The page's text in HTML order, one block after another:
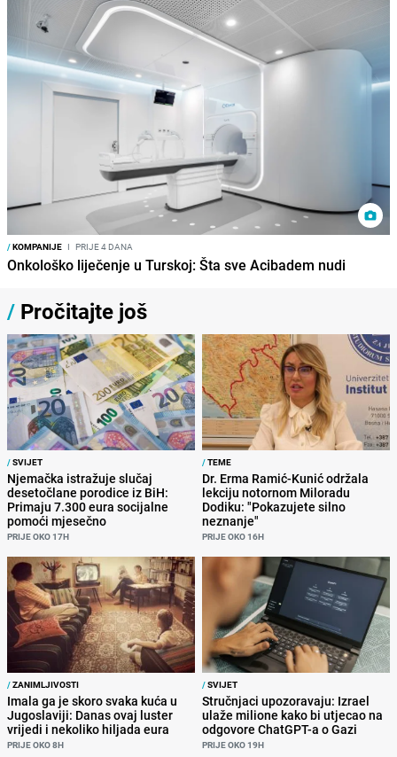
/KOMPANIJE I PRIJE 4 DANA
Onkološko liječenje u Turskoj: Šta sve Acibadem nudi
/ Pročitajte još
/SVIJET
Njemačka istražuje slučaj
desetočlane porodice iz BiH:
Primaju 7.300 eura socijalne
pomoći mjesečno
PRIJE OKO 17H
/TEME
Dr. Erma Ramić-Kunić održala
lekciju notornom Miloradu
Dodiku: "Pokazujete silno
neznanje"
PRIJE OKO 16H
/ZANIMLJIVOSTI
Imala ga je skoro svaka kuća u
Jugoslaviji: Danas ovaj luster
vrijedi i nekoliko hiljada eura
PRIJE OKO 8H
/SVIJET
Stručnjaci upozoravaju: Izrael
ulaže milione kako bi utjecao na
odgovore ChatGPT-a o Gazi
PRIJE OKO 19H